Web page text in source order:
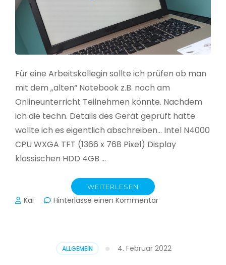
Für eine Arbeitskollegin sollte ich prüfen ob man
mit dem „alten“ Notebook z.B. noch am
Onlineunterricht Teilnehmen könnte. Nachdem
ich die techn. Details des Gerät geprüft hatte
wollte ich es eigentlich abschreiben… Intel N4000
CPU WXGA TFT (1366 x 768 Pixel) Display
klassischen HDD 4GB …
WEITERLESEN
Kai Hinterlasse einen Kommentarzu
ALLGEMEIN 4. Februar 2022